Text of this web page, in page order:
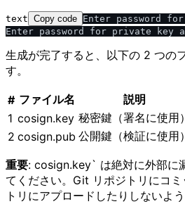
text Copy code Enter password
生成が完了すると、以下の 2 つの
す。
# ファイル名
説明
1 cosign.key 秘密鍵（署名に使用）
2 cosign.pub 公開鍵（検証に使用）
重要: cosign.key` は絶対に外部に
てください。Git リポジトリにコ
トリにアプロードしたりしないよ